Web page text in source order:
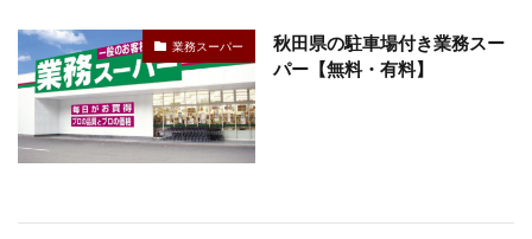
業務スーパー
秋田県の駐車場付き業務スー
パー【無料・有料】